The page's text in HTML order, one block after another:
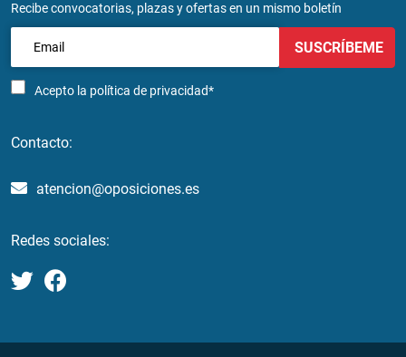
Recibe convocatorias, plazas y ofertas en un mismo boletín
Acepto la política de privacidad*
SUSCRÍBEME
Contacto:
atencion@oposiciones.es
Redes sociales: